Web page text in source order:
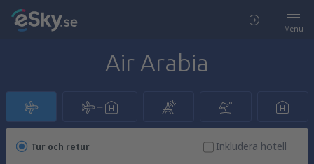
Menu
Air Arabia
Tur och retur
Inkludera hotell